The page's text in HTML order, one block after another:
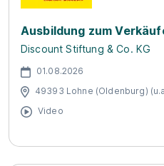
Ausbildung zum
Discount Stiftung & Co. KG
01.08.2026
49393 Lohne (Oldenburg)
Video